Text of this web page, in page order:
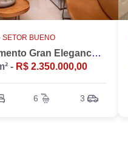
SETOR BUENO
Apartamento Gran Elegance - 4 suites + Home Office
- R$ 2.350.000,00
6 3